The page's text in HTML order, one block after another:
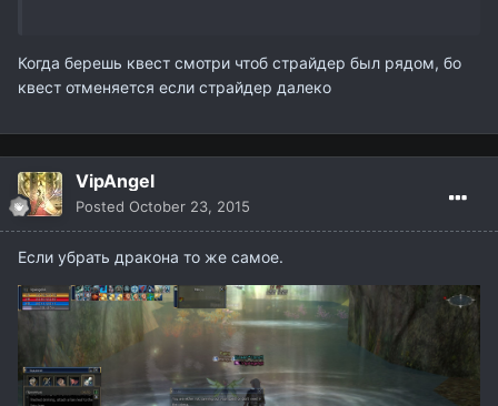
Когда берешь квест смотри чтоб страйдер был рядом, бо
квест отменяется если страйдер далеко
VipAngel
Posted October 23, 2015
Если убрать дракона то же самое.